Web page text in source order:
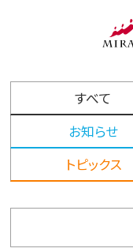
すべて
お知らせ
トピックス